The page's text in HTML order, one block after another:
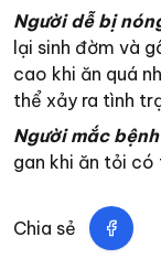
Người dễ bị
lại sinh đờm và
cao khi ăn quá
thể xảy ra tình
Người mắc
gan khi ăn tỏi có
Chia sẻ